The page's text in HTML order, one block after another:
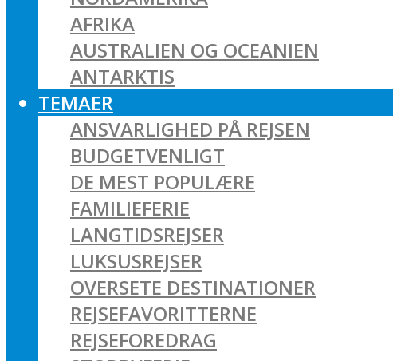
AFRIKA
AUSTRALIEN OG OCEANIEN
ANTARKTIS
TEMAER
ANSVARLIGHED PÅ REJSEN
BUDGETVENLIGT
DE MEST POPULÆRE
FAMILIEFERIE
LANGTIDSREJSER
LUKSUSREJSER
OVERSETE DESTINATIONER
REJSEFAVORITTERNE
REJSEFOREDRAG